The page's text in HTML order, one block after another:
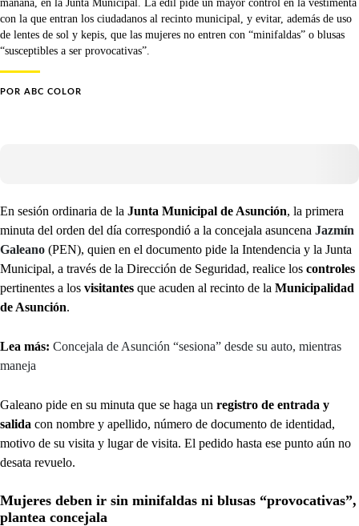
con la que entran los ciudadanos al recinto municipal, y evitar, además de uso
de lentes de sol y kepis, que las mujeres no entren con “minifaldas” o blusas
“susceptibles a ser provocativas”.
POR ABC COLOR
En sesión ordinaria de la Junta Municipal de Asunción, la primera
minuta del orden del día correspondió a la concejala asuncena Jazmín
Galeano (PEN), quien en el documento pide la Intendencia y la Junta
Municipal, a través de la Dirección de Seguridad, realice los controles
pertinentes a los visitantes que acuden al recinto de la Municipalidad
de Asunción.
Lea más: Concejala de Asunción “sesiona” desde su auto, mientras
maneja
Galeano pide en su minuta que se haga un registro de entrada y
salida con nombre y apellido, número de documento de identidad,
motivo de su visita y lugar de visita. El pedido hasta ese punto aún no
desata revuelo.
Mujeres deben ir sin minifaldas ni blusas “provocativas”,
plantea concejala